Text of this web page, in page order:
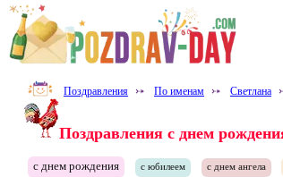
Поздравления ⤐ По именам ⤐ Светлана
Поздравления с днем
с днем рождения с юбилеем с днем ангела